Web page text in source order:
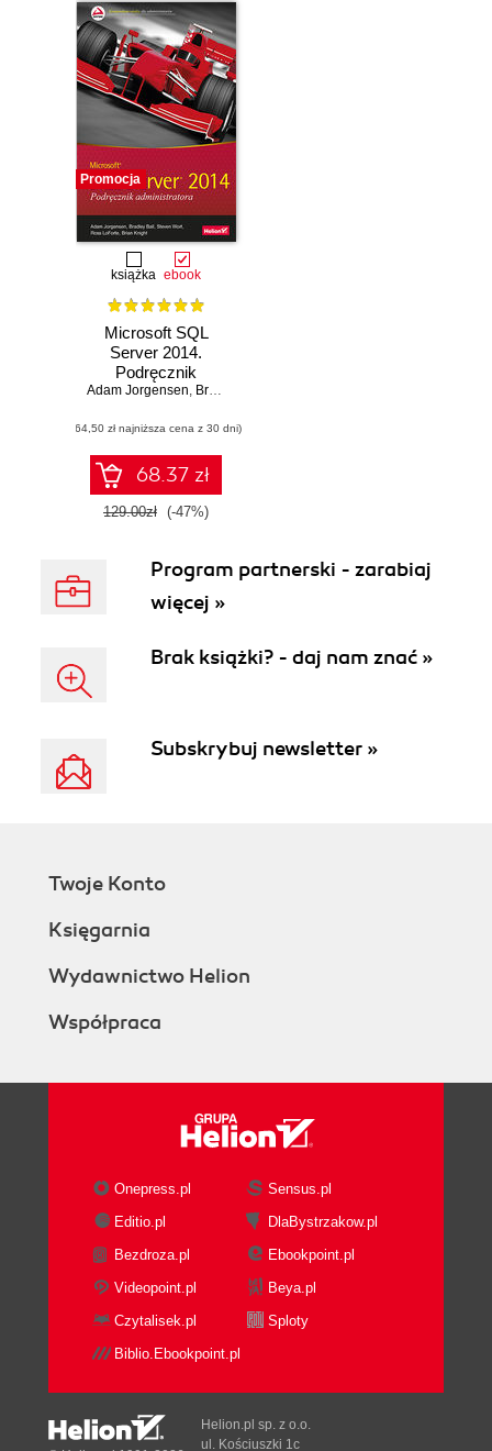
Promocja
książka ebook
Microsoft SQL
Server 2014.
Podręcznik
administratora
Adam Jorgensen, Bradley Ball
(64,50 zł najniższa cena z 30 dni)
68.37 zł
129.00zł (-47%)
Program partnerski - zarabiaj
więcej »
Brak książki? - daj nam znać »
Subskrybuj newsletter »
Twoje Konto
Księgarnia
Wydawnictwo Helion
Współpraca
Onepress.pl
Sensus.pl
Editio.pl
DlaBystrzakow.pl
Bezdroza.pl
Ebookpoint.pl
Videopoint.pl
Beya.pl
Czytalisek.pl
Sploty
Biblio.Ebookpoint.pl
Helion.pl sp. z o.o.
ul. Kościuszki 1c